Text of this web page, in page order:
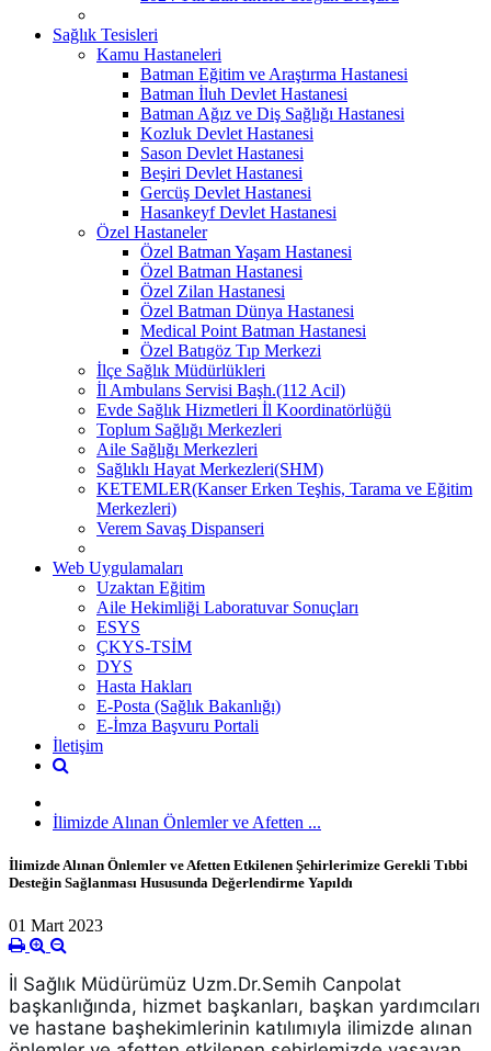
Sağlık Tesisleri
Kamu Hastaneleri
Batman Eğitim ve Araştırma Hastanesi
Batman İluh Devlet Hastanesi
Batman Ağız ve Diş Sağlığı Hastanesi
Kozluk Devlet Hastanesi
Sason Devlet Hastanesi
Beşiri Devlet Hastanesi
Gercüş Devlet Hastanesi
Hasankeyf Devlet Hastanesi
Özel Hastaneler
Özel Batman Yaşam Hastanesi
Özel Batman Hastanesi
Özel Zilan Hastanesi
Özel Batman Dünya Hastanesi
Medical Point Batman Hastanesi
Özel Batıgöz Tıp Merkezi
İlçe Sağlık Müdürlükleri
İl Ambulans Servisi Başh.(112 Acil)
Evde Sağlık Hizmetleri İl Koordinatörlüğü
Toplum Sağlığı Merkezleri
Aile Sağlığı Merkezleri
Sağlıklı Hayat Merkezleri(SHM)
KETEMLER(Kanser Erken Teşhis, Tarama ve Eğitim
Merkezleri)
Verem Savaş Dispanseri
Web Uygulamaları
Uzaktan Eğitim
Aile Hekimliği Laboratuvar Sonuçları
ESYS
ÇKYS-TSİM
DYS
Hasta Hakları
E-Posta (Sağlık Bakanlığı)
E-İmza Başvuru Portali
İletişim
İlimizde Alınan Önlemler ve Afetten ...
İlimizde Alınan Önlemler ve Afetten Etkilenen Şehirlerimize Gerekli Tıbbi
Desteğin Sağlanması Hususunda Değerlendirme Yapıldı
01 Mart 2023
İl Sağlık Müdürümüz Uzm.Dr.Semih Canpolat
başkanlığında, hizmet başkanları, başkan yardımcıları
ve hastane başhekimlerinin katılımıyla ilimizde alınan